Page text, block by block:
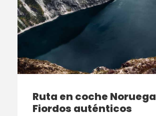
Ruta en coche Noruega
Fiordos auténticos